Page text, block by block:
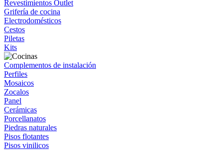
Revestimientos Outlet
Grifería de cocina
Electrodomésticos
Cestos
Piletas
Kits
Complementos de instalación
Perfiles
Mosaicos
Zocalos
Panel
Cerámicas
Porcellanatos
Piedras naturales
Pisos flotantes
Pisos vinilicos